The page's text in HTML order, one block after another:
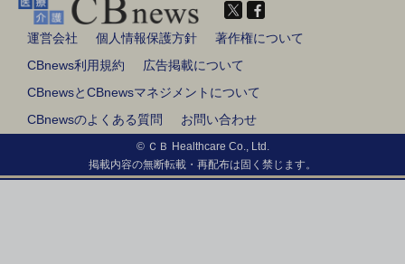
運営会社 個人情報保護方針
著作権について
CBnews利用規約
広告掲載について
CBnewsとCBnewsマネジメントについて
CBnewsのよくある質問
お問い合わせ
© ＣＢ Healthcare Co., Ltd.
掲載内容の無断転載・再配布は固く禁じます。